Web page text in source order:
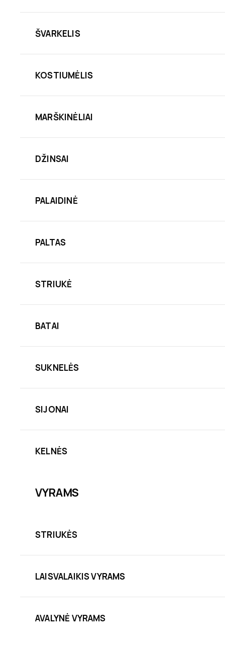
ŠVARKELIS
KOSTIUMĖLIS
MARŠKINĖLIAI
DŽINSAI
PALAIDINĖ
PALTAS
STRIUKĖ
BATAI
SUKNELĖS
SIJONAI
KELNĖS
VYRAMS
STRIUKĖS
LAISVALAIKIS VYRAMS
AVALYNĖ VYRAMS